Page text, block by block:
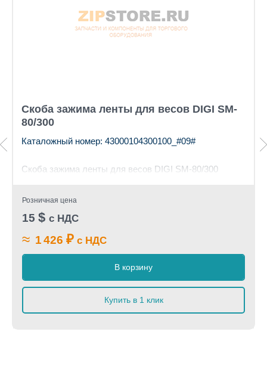
Скоба зажима ленты для весов DIGI SM-
80/300
Каталожный номер: 43000104300100_#09#
Скоба зажима ленты для весов DIGI SM-80/300
Розничная цена
15 $ с НДС
≈ 1 426 ₽ с НДС
В корзину
Купить в 1 клик